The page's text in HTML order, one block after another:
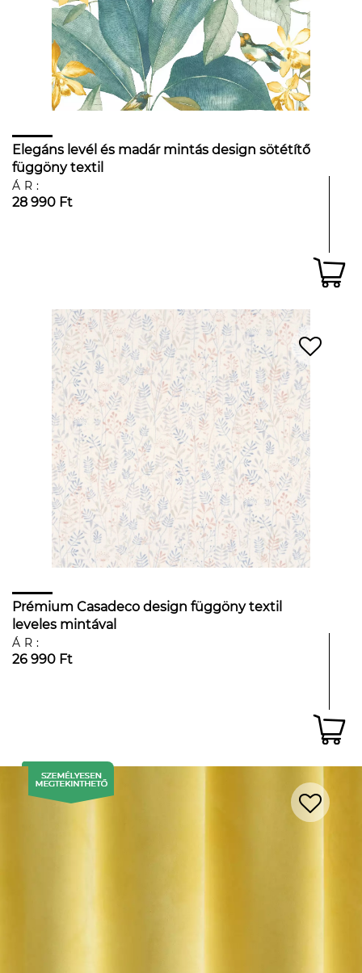
Elegáns levél és madár mintás design sötétítő
függöny textil
ÁR:
28 990 Ft
Prémium Casadeco design függöny textil
leveles mintával
ÁR:
26 990 Ft